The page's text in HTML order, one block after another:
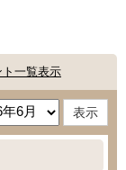
ト一覧表示